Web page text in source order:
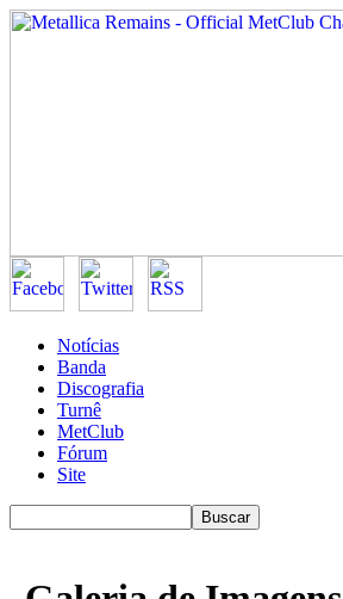
Notícias
Banda
Discografia
Turnê
MetClub
Fórum
Site